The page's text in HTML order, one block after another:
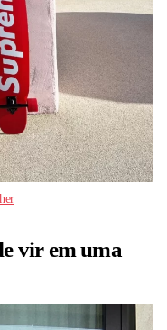
vir em uma